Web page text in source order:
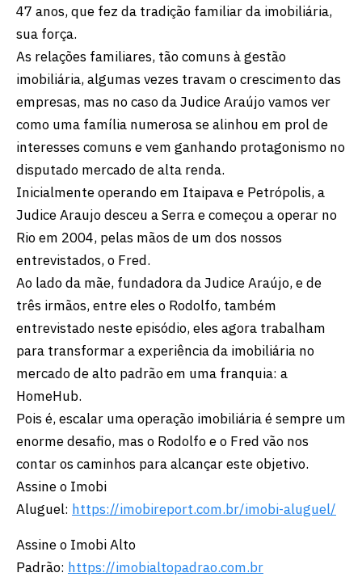
47 anos, que fez da tradição familiar da imobiliária,
sua força.
As relações familiares, tão comuns à gestão
imobiliária, algumas vezes travam o crescimento das
empresas, mas no caso da Judice Araújo vamos ver
como uma família numerosa se alinhou em prol de
interesses comuns e vem ganhando protagonismo no
disputado mercado de alta renda.
Inicialmente operando em Itaipava e Petrópolis, a
Judice Araujo desceu a Serra e começou a operar no
Rio em 2004, pelas mãos de um dos nossos
entrevistados, o Fred.
Ao lado da mãe, fundadora da Judice Araújo, e de
três irmãos, entre eles o Rodolfo, também
entrevistado neste episódio, eles agora trabalham
para transformar a experiência da imobiliária no
mercado de alto padrão em uma franquia: a
HomeHub.
Pois é, escalar uma operação imobiliária é sempre um
enorme desafio, mas o Rodolfo e o Fred vão nos
contar os caminhos para alcançar este objetivo.
Assine o Imobi
Aluguel: https://imobireport.com.br/imobi-aluguel/
Assine o Imobi Alto
Padrão: https://imobialtopadrao.com.br